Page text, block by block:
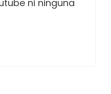
ni ninguna